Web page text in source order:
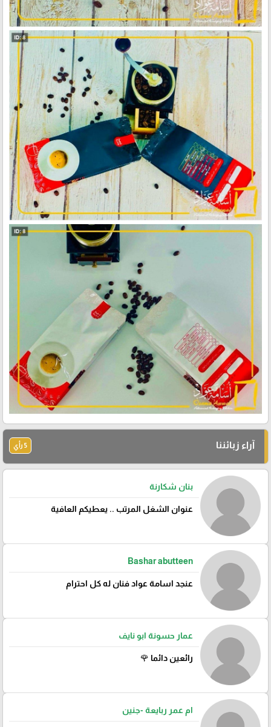
آراء زبائننا 5 رأي
بنان شكارنة
عنوان الشغل المرتب .. يعطيكم العافية
Bashar abutteen
عنجد اسامة عواد فنان له كل احترام
عمار حسونة ابو نايف
رائعين دائما 🌹
ام عمر ربايعة -جنين